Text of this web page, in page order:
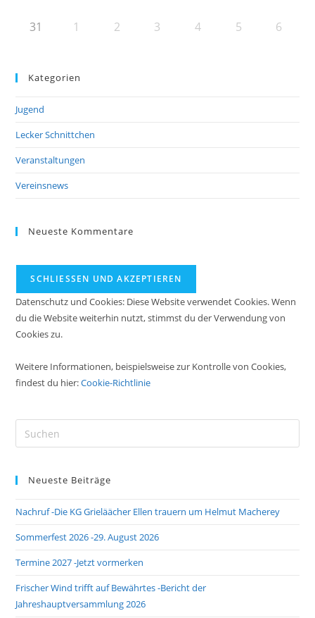
31 1 2 3 4 5 6
Kategorien
Jugend
Lecker Schnittchen
Veranstaltungen
Vereinsnews
Neueste Kommentare
Datenschutz und Cookies: Diese Website verwendet Cookies. Wenn
du die Website weiterhin nutzt, stimmst du der Verwendung von
Cookies zu.
Weitere Informationen, beispielsweise zur Kontrolle von Cookies,
findest du hier:Cookie-Richtlinie
Neueste Beiträge
Nachruf -Die KG Grieläächer Ellen trauern um Helmut Macherey
Sommerfest 2026 -29. August 2026
Termine 2027 -Jetzt vormerken
Frischer Wind trifft auf Bewährtes -Bericht der
Jahreshauptversammlung 2026